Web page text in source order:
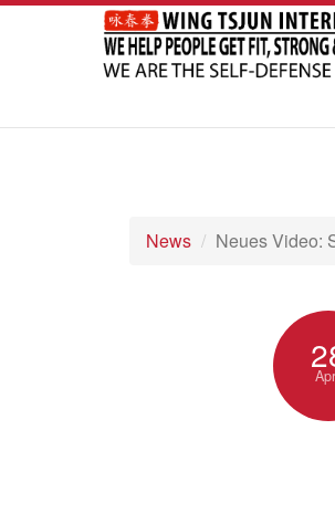
News Neues Video: